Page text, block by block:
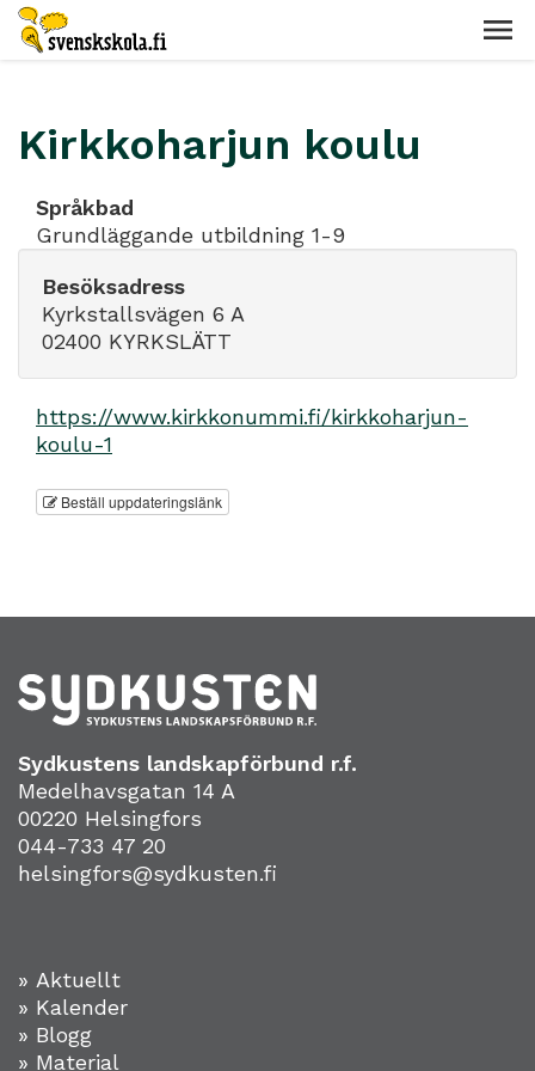
Kirkkoharjun koulu
Språkbad
Grundläggande utbildning 1-9
Besöksadress
Kyrkstallsvägen 6 A
02400 KYRKSLÄTT
https://www.kirkkonummi.fi/kirkkoharjun-
koulu-1
Beställ uppdateringslänk
Sydkustens landskapförbund r.f.
Medelhavsgatan 14 A
00220 Helsingfors
044-733 47 20
helsingfors@sydkusten.fi
» Aktuellt
» Kalender
» Blogg
» Material